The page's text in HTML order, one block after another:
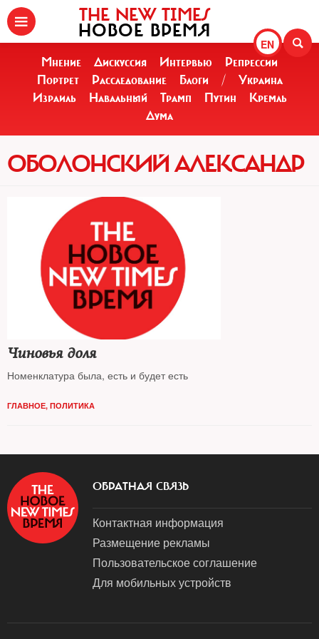
EN
THE NEW TIMES
НОВОЕ ВРЕМЯ
Мнение Дискуссия Интервью
Репрессии
Портрет
Расследование Блоги /
Украина
Израиль
Навальный Трамп Путин
Кремль
Дума
ОБОЛОНСКИЙ АЛЕКСАНДР
Чиновья доля
Номенклатура была, есть и будет есть
ГЛАВНОЕ, ПОЛИТИКА
ОБРАТНАЯ СВЯЗЬ
Контактная информация
Размещение рекламы
Пользовательское соглашение
Для мобильных устройств